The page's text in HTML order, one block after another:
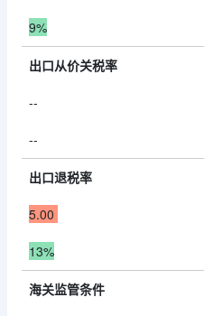
9%
出口从价关税率
--
--
出口退税率
5.00
13%
海关监管条件